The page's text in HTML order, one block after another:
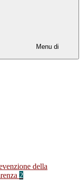
Menu di
della
2